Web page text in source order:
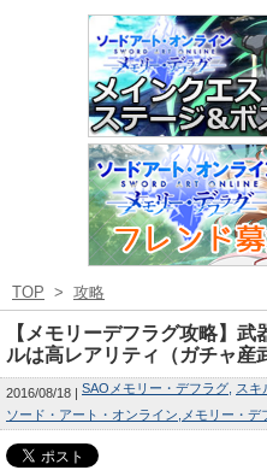
TOP > 攻略
【メモリーデフラグ攻略】
ルは高レアリティ（ガチャ産
2016/08/18 SAOメモリー・デフラグ スキ
ソード・アート・オンライン メモリー・デ